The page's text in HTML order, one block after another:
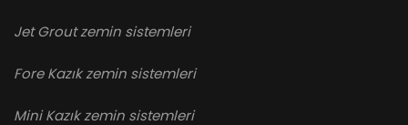
Jet Grout zemin sistemleri
Fore Kazık zemin sistemleri
Mini Kazık zemin sistemleri